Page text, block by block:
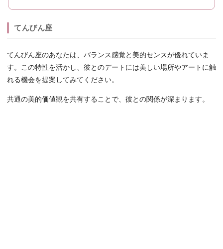
てんびん座
てんびん座のあなたは、バランス感覚と美的センスが優れていま
す。この特性を活かし、彼とのデートには美しい場所やアートに触
れる機会を提案してみてください。
共通の美的価値観を共有することで、彼との関係が深まります。